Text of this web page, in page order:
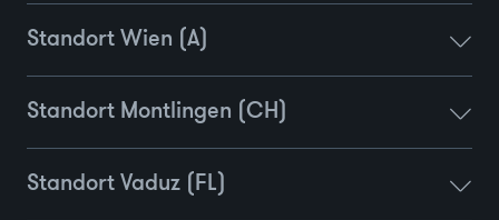
Standort Wien (A)
Standort Montlingen (CH)
Standort Vaduz (FL)